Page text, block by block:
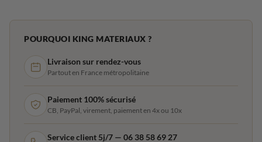
POURQUOI KING MATERIAUX ?
Livraison sur rendez-vous
Partout en France métropolitaine
Paiement 100% sécurisé
CB, PayPal, virement, paiement en 4x ou 10x
Service client 5j/7 — 06 38 58 69 27